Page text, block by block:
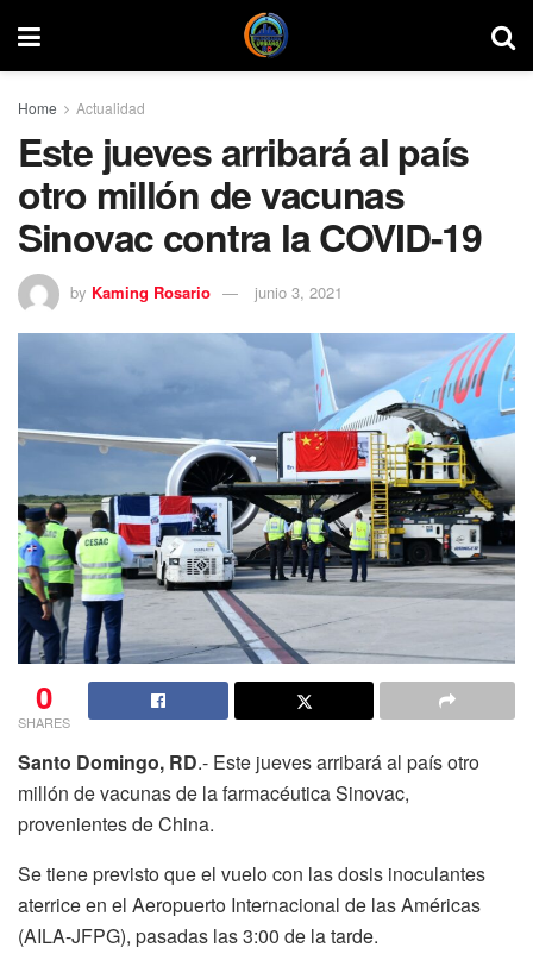
Home Actualidad
Este jueves arribará al país
otro millón de vacunas
Sinovac contra la COVID-19
by Kaming Rosario junio 3, 2021
0
SHARES
Santo Domingo, RD.- Este jueves arribará al país otro
millón de vacunas de la farmacéutica Sinovac,
provenientes de China.
Se tiene previsto que el vuelo con las dosis inoculantes
aterrice en el Aeropuerto Internacional de las Américas
(AILA-JFPG), pasadas las 3:00 de la tarde.